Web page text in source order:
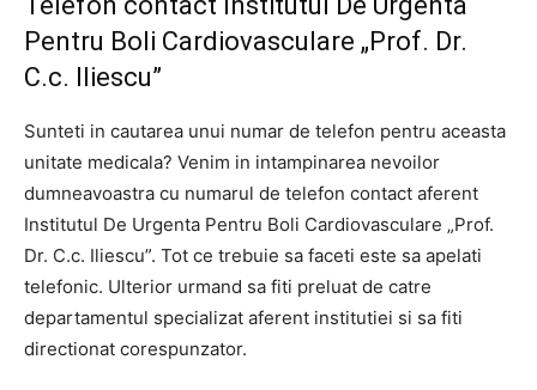
Pentru Boli Cardiovasculare „Prof. Dr.
C.c. Iliescu”
Sunteti in cautarea unui numar de telefon pentru aceasta
unitate medicala? Venim in intampinarea nevoilor
dumneavoastra cu numarul de telefon contact aferent
Institutul De Urgenta Pentru Boli Cardiovasculare „Prof.
Dr. C.c. Iliescu”. Tot ce trebuie sa faceti este sa apelati
telefonic. Ulterior urmand sa fiti preluat de catre
departamentul specializat aferent institutiei si sa fiti
directionat corespunzator.